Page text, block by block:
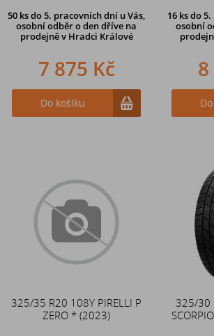
50 ksdo 5. pracovních dní u Vás,
osobní odběr o den dříve na
prodejněv Hradci Králové
7 875 Kč
Do košíku
16 ksdo 5.
osobní
325/35 R20 108Y PIRELLI P
ZERO * (2023)
325/30